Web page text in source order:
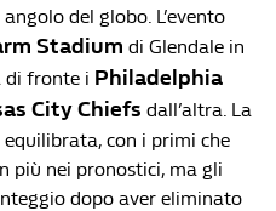
del globo. L’evento
Stadium di Glendale in
di fronte i Philadelphia
City Chiefs dall’altra. La
con i primi che
più nei pronostici, ma gli
dopo aver eliminato